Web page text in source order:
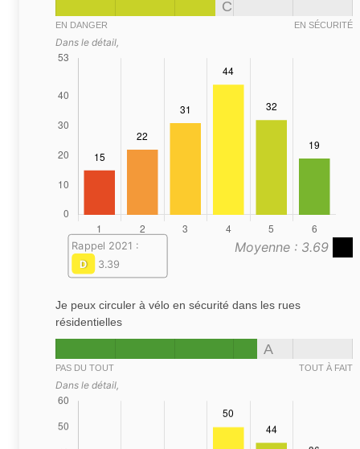
C
EN DANGER EN SÉCURITÉ
Dans le détail,
Moyenne : 3.69
Rappel 2021 :
D
3.39
Je peux circuler à vélo en sécurité dans les rues
résidentielles
A
PAS DU TOUT TOUT À FAIT
Dans le détail,